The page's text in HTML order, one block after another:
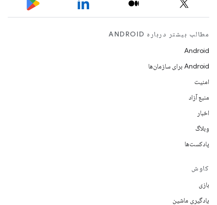
مطالب بیشتر درباره ANDROID
Android
Android برای سازمان‌ها
امنیت
منبع آزاد
اخبار
وبلاگ
پادکست‌ها
کاوش
بازی
یادگیری ماشین